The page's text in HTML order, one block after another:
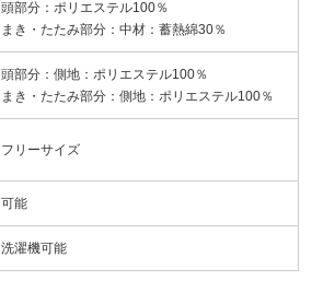
頭部分：ポリエステル100％
まき・たたみ部分：中材：蓄熱綿30％
頭部分：側地：ポリエステル100％
まき・たたみ部分：側地：ポリエステル100％
フリーサイズ
可能
洗濯機可能